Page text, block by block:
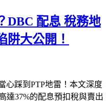
DBC 配息 稅務地
阱大公開！
心踩到PTP地雷！本文深度
達37%的配息預扣稅與賣出